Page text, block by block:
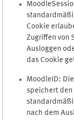
Cookie
Zugriffen von
Ausloggen
das Cookie
MoodleID:
speichert den
nach dem